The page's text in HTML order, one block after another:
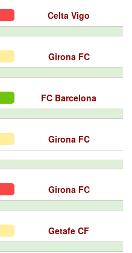
Celta Vigo
Girona FC
FC Barcelona
Girona FC
Girona FC
Getafe CF